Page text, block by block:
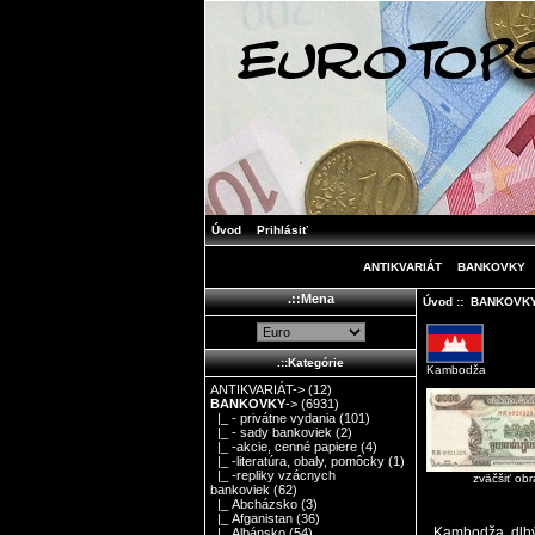
Úvod Prihlásiť
ANTIKVARIÁT BANKOVKY
.::Mena
.::Kategórie
ANTIKVARIÁT-> (12)
BANKOVKY-> (6931)
|_ - privátne vydania (101)
|_ - sady bankoviek (2)
|_ -akcie, cenné papiere (4)
|_ -literatúra, obaly, pomôcky (1)
|_ -repliky vzácnych
bankoviek (62)
|_ Abcházsko (3)
|_ Afganistan (36)
Úvod::
Kambodža
zväčšiť